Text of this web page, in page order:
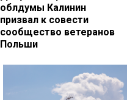
облдумы Калинин
призвал к совести
сообщество ветеранов
Польши